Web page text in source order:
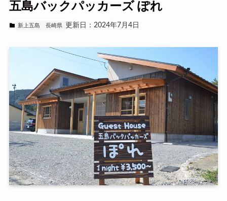
五島バックパッカーズ ぽれ
新上五島 長崎県 更新日：2024年7月4日